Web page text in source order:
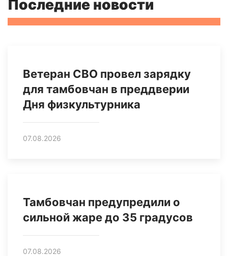
Последние новости
Ветеран СВО провел зарядку
для тамбовчан в преддверии
Дня физкультурника
07.08.2026
Тамбовчан предупредили о
сильной жаре до 35 градусов
07.08.2026